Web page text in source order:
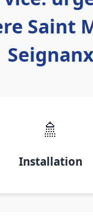
Saint
Seignanx
🚿
Installation